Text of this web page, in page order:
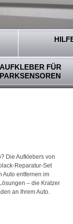
AUFKLEBER FÜR
PARKSENSOREN
Die Aufklebers von
Reparatur-Set
Auto entfernen im
– die Kratzer
an Ihrem Auto.